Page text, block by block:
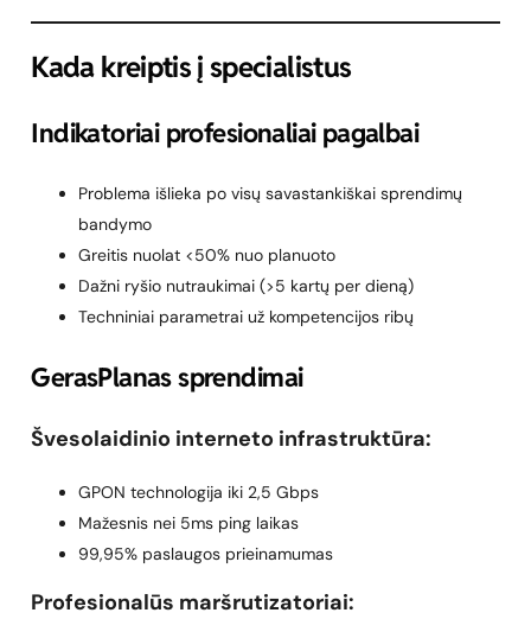
Kada kreiptis į specialistus
Indikatoriai profesionaliai pagalbai
Problema išlieka po visų savastankiškai sprendimų
bandymo
Greitis nuolat <50% nuo planuoto
Dažni ryšio nutraukimai (>5 kartų per dieną)
Techniniai parametrai už kompetencijos ribų
GerasPlanas sprendimai
Švesolaidinio interneto infrastruktūra:
GPON technologija iki 2,5 Gbps
Mažesnis nei 5ms ping laikas
99,95% paslaugos prieinamumas
Profesionalūs maršrutizatoriai: